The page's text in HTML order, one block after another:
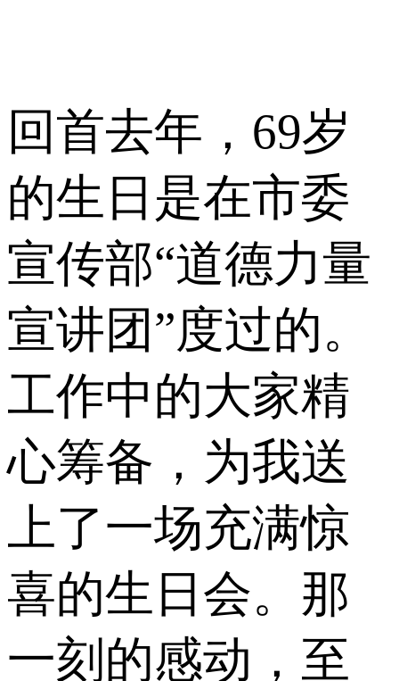
回首去年，69岁
的生日是在市委
宣传部“道德力量
宣讲团”度过的。
工作中的大家精
心筹备，为我送
上了一场充满惊
喜的生日会。那
一刻的感动，至